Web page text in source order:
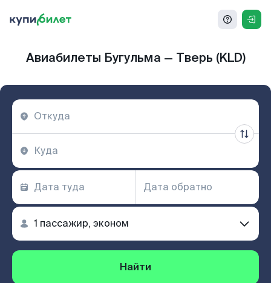
Авиабилеты Бугульма — Тверь (KLD)
Найти